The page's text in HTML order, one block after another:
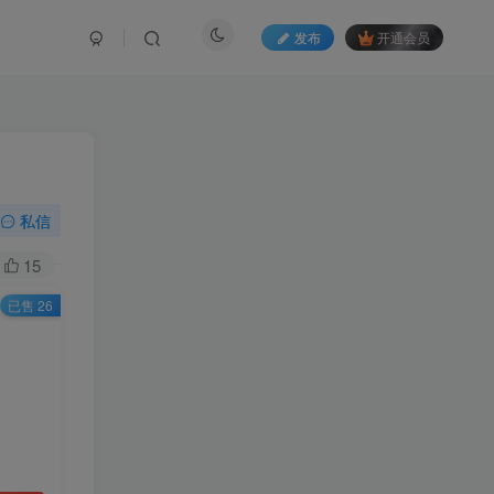
发布 开通会员
私信
15
已售 26